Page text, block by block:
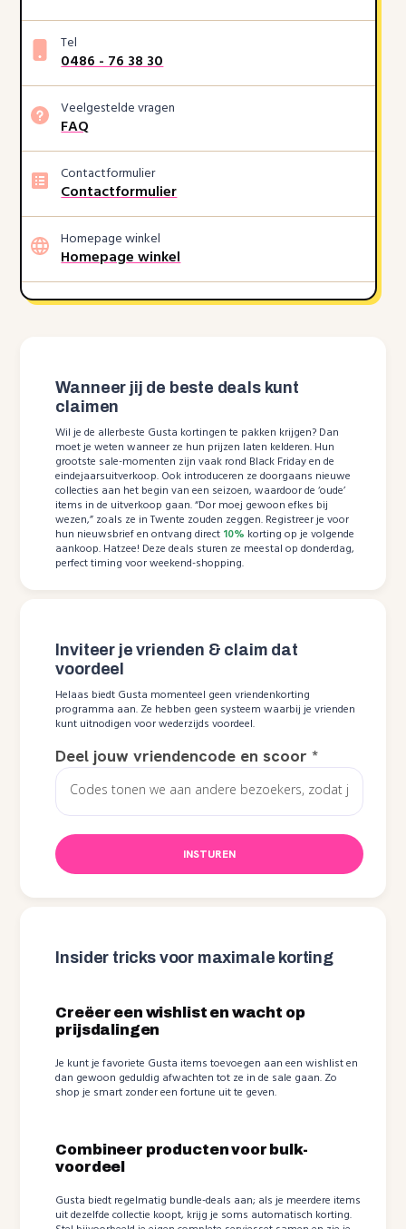
Tel
0486 - 76 38 30
Veelgestelde vragen
FAQ
Contactformulier
Contactformulier
Homepage winkel
Homepage winkel
Wanneer jij de beste deals kunt
claimen
Wil je de allerbeste Gusta kortingen te pakken krijgen? Dan
moet je weten wanneer ze hun prijzen laten kelderen. Hun
grootste sale-momenten zijn vaak rond Black Friday en de
eindejaarsuitverkoop. Ook introduceren ze doorgaans nieuwe
collecties aan het begin van een seizoen, waardoor de ‘oude’
items in de uitverkoop gaan. “Dor moej gewoon efkes bij
wezen,” zoals ze in Twente zouden zeggen. Registreer je voor
hun nieuwsbrief en ontvang direct 10% korting op je volgende
aankoop. Hatzee! Deze deals sturen ze meestal op donderdag,
perfect timing voor weekend-shopping.
Inviteer je vrienden & claim dat
voordeel
Helaas biedt Gusta momenteel geen vriendenkorting
programma aan. Ze hebben geen systeem waarbij je vrienden
kunt uitnodigen voor wederzijds voordeel.
Deel jouw vriendencode en scoor*
INSTUREN
Insider tricks voor maximale korting
Creëer een wishlist en wacht op
prijsdalingen
Je kunt je favoriete Gusta items toevoegen aan een wishlist en
dan gewoon geduldig afwachten tot ze in de sale gaan. Zo
shop je smart zonder een fortune uit te geven.
Combineer producten voor bulk-
voordeel
Gusta biedt regelmatig bundle-deals aan; als je meerdere items
uit dezelfde collectie koopt, krijg je soms automatisch korting.